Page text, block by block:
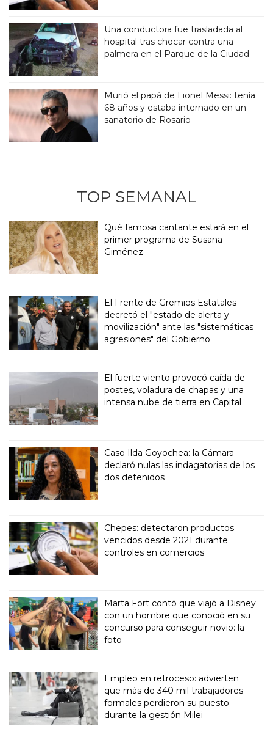
Una conductora fue trasladada al
hospital tras chocar contra una
palmera en el Parque de la Ciudad
Murió el papá de Lionel Messi: tenía
68 años y estaba internado en un
sanatorio de Rosario
TOP SEMANAL
Qué famosa cantante estará en el
primer programa de Susana
Giménez
El Frente de Gremios Estatales
decretó el "estado de alerta y
movilización" ante las "sistemáticas
agresiones" del Gobierno
El fuerte viento provocó caída de
postes, voladura de chapas y una
intensa nube de tierra en Capital
Caso Ilda Goyochea: la Cámara
declaró nulas las indagatorias de los
dos detenidos
Chepes: detectaron productos
vencidos desde 2021 durante
controles en comercios
Marta Fort contó que viajó a Disney
con un hombre que conoció en su
concurso para conseguir novio: la
foto
Empleo en retroceso: advierten
que más de 340 mil trabajadores
formales perdieron su puesto
durante la gestión Milei